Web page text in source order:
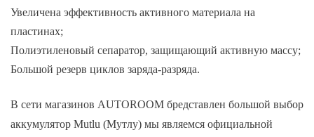
Увеличена эффективность активного материала на
пластинах;
Полиэтиленовый сепаратор, защищающий активную массу;
Большой резерв циклов заряда-разряда.
В сети магазинов AUTOROOM бредставлен большой выбор
аккумулятор Mutlu (Мутлу) мы являемся официальной